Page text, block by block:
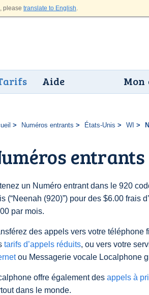
please translate to English.
Aide Mon
Numéros entrants États-Unis WI
entrants
un Numéro entrant dans le 920
(“Neenah (920)”) pour des $6.00 frais
par mois.
des appels vers votre téléphone
tarifs d’appels réduits, ou vers votre
ou Messagerie vocale Localphone
offre également des appels à
dans le monde.